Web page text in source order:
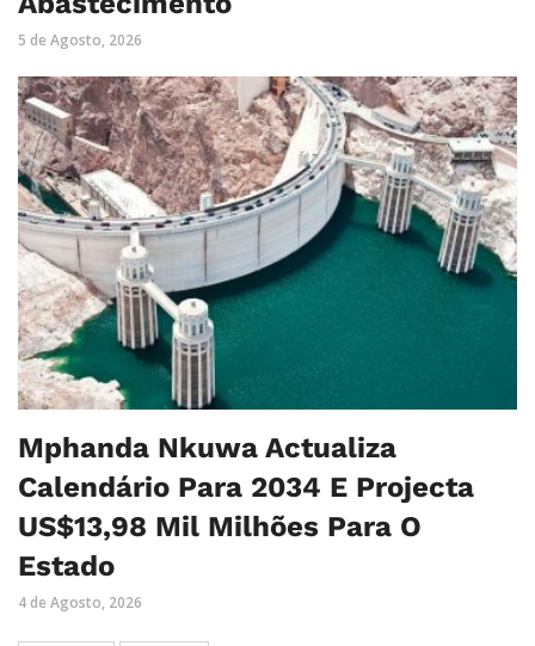
5 de Agosto, 2026
Mphanda Nkuwa Actualiza
Calendário Para 2034 E Projecta
US$13,98 Mil Milhões Para O
Estado
4 de Agosto, 2026